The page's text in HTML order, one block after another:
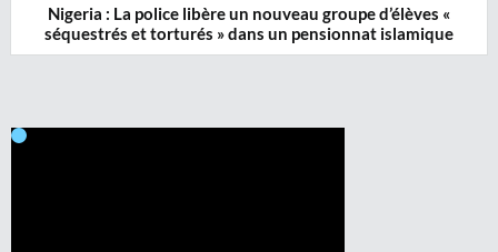
Nigeria : La police libère un nouveau groupe d’élèves «
séquestrés et torturés » dans un pensionnat islamique